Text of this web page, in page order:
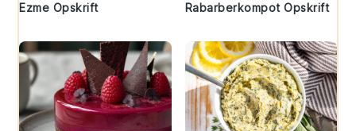
Ezme Opskrift Rabarberkompot Opskrift